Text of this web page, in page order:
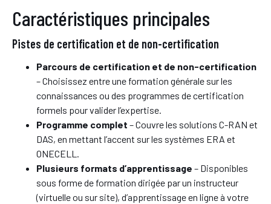
Caractéristiques principales
Pistes de certification et de non-certification
Parcours de certification et de non-certification
– Choisissez entre une formation générale sur les
connaissances ou des programmes de certification
formels pour valider l’expertise.
Programme complet – Couvre les solutions C-RAN et
DAS, en mettant l’accent sur les systèmes ERA et
ONECELL.
Plusieurs formats d’apprentissage – Disponibles
sous forme de formation dirigée par un instructeur
(virtuelle ou sur site), d’apprentissage en ligne à votre